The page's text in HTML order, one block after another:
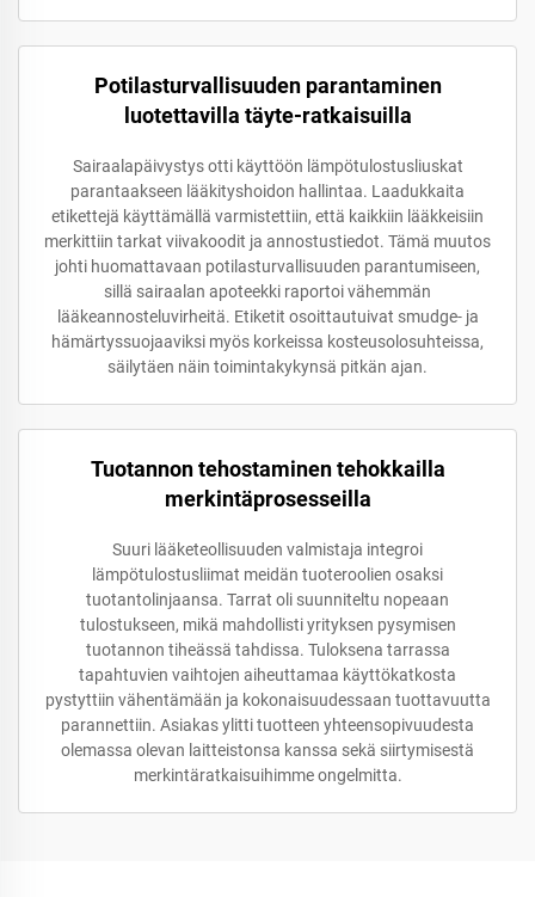
Potilasturvallisuuden parantaminen
luotettavilla täyte-ratkaisuilla
Sairaalapäivystys otti käyttöön lämpötulostusliuskat
parantaakseen lääkityshoidon hallintaa. Laadukkaita
etikettejä käyttämällä varmistettiin, että kaikkiin lääkkeisiin
merkittiin tarkat viivakoodit ja annostustiedot. Tämä muutos
johti huomattavaan potilasturvallisuuden parantumiseen,
sillä sairaalan apoteekki raportoi vähemmän
lääkeannosteluvirheitä. Etiketit osoittautuivat smudge- ja
hämärtyssuojaaviksi myös korkeissa kosteusolosuhteissa,
säilytäen näin toimintakykynsä pitkän ajan.
Tuotannon tehostaminen tehokkailla
merkintäprosesseilla
Suuri lääketeollisuuden valmistaja integroi
lämpötulostusliimat meidän tuoteroolien osaksi
tuotantolinjaansa. Tarrat oli suunniteltu nopeaan
tulostukseen, mikä mahdollisti yrityksen pysymisen
tuotannon tiheässä tahdissa. Tuloksena tarrassa
tapahtuvien vaihtojen aiheuttamaa käyttökatkosta
pystyttiin vähentämään ja kokonaisuudessaan tuottavuutta
parannettiin. Asiakas ylitti tuotteen yhteensopivuudesta
olemassa olevan laitteistonsa kanssa sekä siirtymisestä
merkintäratkaisuihimme ongelmitta.